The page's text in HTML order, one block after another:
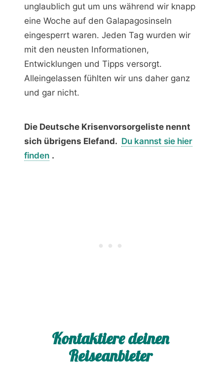
unglaublich gut um uns während wir knapp
eine Woche auf den Galapagosinseln
eingesperrt waren. Jeden Tag wurden wir
mit den neusten Informationen,
Entwicklungen und Tipps versorgt.
Alleingelassen fühlten wir uns daher ganz
und gar nicht.
Die Deutsche Krisenvorsorgeliste nennt
sich übrigens Elefand. Du kannst sie hier
finden .
Kontaktiere deinen
Reiseanbieter